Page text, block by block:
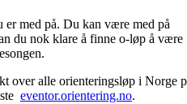
med på. Du kan være med på
du nok klare å finne o-løp å være
over alle orienteringsløp i Norge
eventor.orientering.no.